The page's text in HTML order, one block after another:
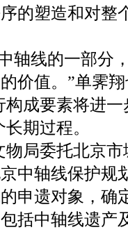
的塑造和对整
轴线的一部分
价值。”单霁
构成要素将进一
期过程。
物局委托北京
中轴线保护规
申遗对象，确
括中轴线遗产